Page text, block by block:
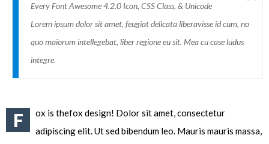
Every Font Awesome 4.2.0 Icon, CSS Class, & Unicode
Lorem ipsum dolor sit amet, feugiat delicata liberavisse id cum, no
quo maiorum intellegebat, liber regione eu sit. Mea cu case ludus
integre.
F
ox is thefox design! Dolor sit amet, consectetur
adipiscing elit. Ut sed bibendum leo. Mauris mauris massa,